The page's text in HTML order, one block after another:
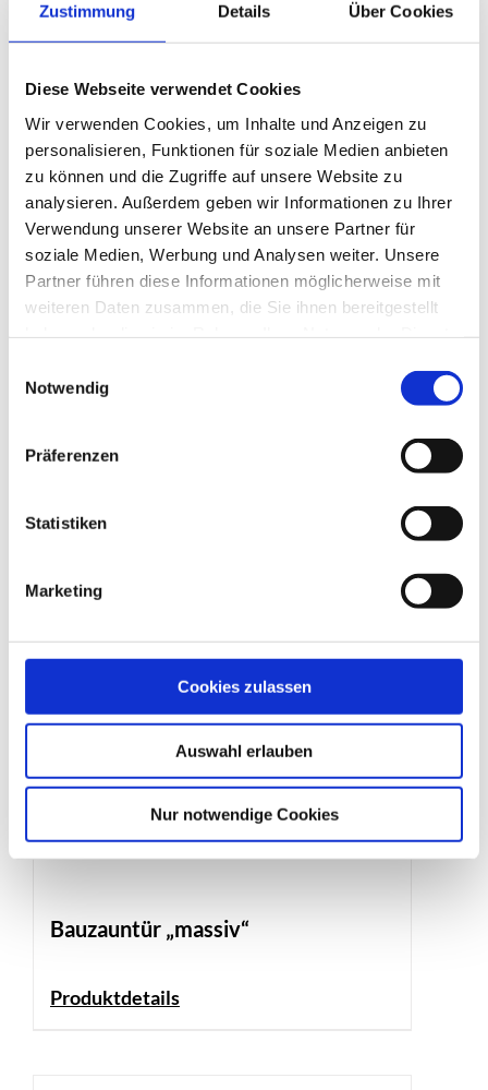
Zustimmung Details Über Cookies
Diese Webseite verwendet Cookies
Wir verwenden Cookies, um Inhalte und Anzeigen zu
personalisieren, Funktionen für soziale Medien anbieten
zu können und die Zugriffe auf unsere Website zu
analysieren. Außerdem geben wir Informationen zu Ihrer
Verwendung unserer Website an unsere Partner für
soziale Medien, Werbung und Analysen weiter. Unsere
Partner führen diese Informationen möglicherweise mit
weiteren Daten zusammen, die Sie ihnen bereitgestellt
Notwendig
Präferenzen
Statistiken
Marketing
Cookies zulassen
Auswahl erlauben
Nur notwendige Cookies
Produktdetails
Bauzauntür „massiv“
Produktdetails